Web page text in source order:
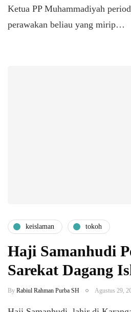
Ketua PP Muhammadiyah
perawakan beliau yang mirip…
keislaman tokoh
Haji Samanhudi
Sarekat Dagang
By Rabiul Rahman Purba SH Agustus 29,